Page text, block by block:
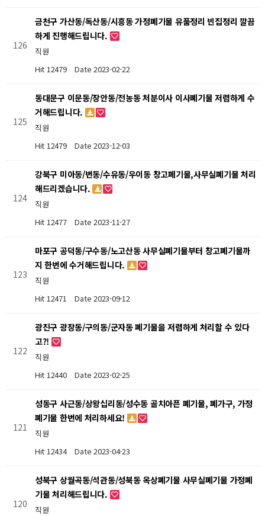
126
금천구 가산동/독산동/시흥동 가정폐기물 유품정리 빈집정리 깔끔
하게 진행해드립니다.
직원
Hit 12479
Date 2023-02-22
125
동대문구 이문동/장안동/전농동 처분이사 이사폐기물 저렴하게 수
거해드립니다.
직원
Hit 12479
Date 2023-12-03
124
강북구 미아동/번동/수유동/우이동 창고페기물,사무실폐기물 처리
해드리겠습니다.
직원
Hit 12477
Date 2023-11-27
123
마포구 공덕동/구수동/노고산동 사무실폐기물부터 창고폐기물까
지 한번에 수거해드립니다.
직원
Hit 12471
Date 2023-09-12
122
광진구 광장동/구의동/군자동 폐기물을 저렴하게 처리할 수 있다
고?!
직원
Hit 12440
Date 2023-02-25
121
성동구 사근동/상왕십리동/성수동 골치아픈 폐기물, 폐가구, 가정
폐기물 한번에 처리하세요!
직원
Hit 12434
Date 2023-04-23
120
성북구 상월곡동/석관동/성북동 옥상폐기물 사무실폐기물 가정폐
기물 처리해드립니다.
직원